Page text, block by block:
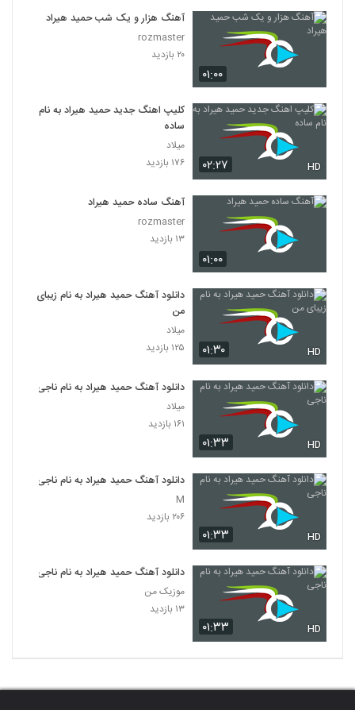
۰۱:۰۰
آهنگ هزار و یک شب حمید هیراد
rozmaster
۲۰ بازدید
۰۲:۲۷ HD
کلیپ اهنگ جدید حمید هیراد به نام
ساده
میلاد
۱۷۶ بازدید
۰۱:۰۰
آهنگ ساده حمید هیراد
rozmaster
۱۳ بازدید
۰۱:۳۰ HD
دانلود آهنگ حمید هیراد به نام زیبای
من
میلاد
۱۲۵ بازدید
۰۱:۳۳ HD
دانلود آهنگ حمید هیراد به نام ناجی
میلاد
۱۶۱ بازدید
۰۱:۳۳ HD
دانلود آهنگ حمید هیراد به نام ناجی
M
۲۰۶ بازدید
۰۱:۳۳ HD
دانلود آهنگ حمید هیراد به نام ناجی
موزیک من
۱۳ بازدید